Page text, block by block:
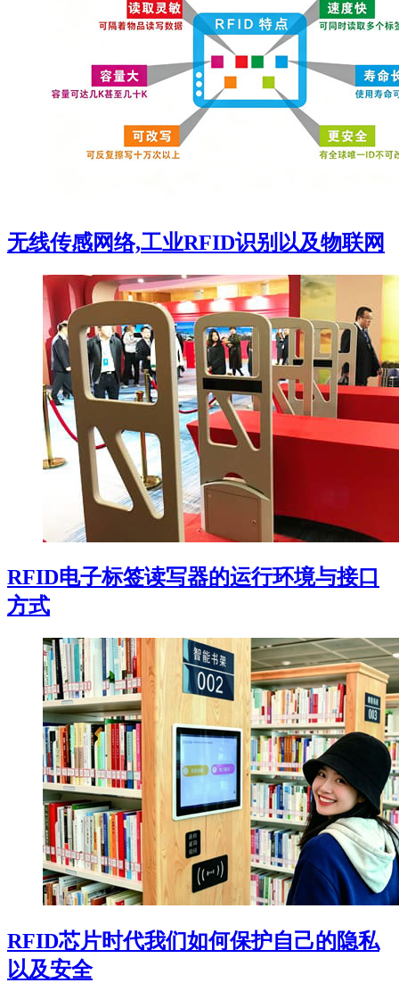
无线传感网络,工业RFID识别以及物联网
RFID电子标签读写器的运行环境与接口
方式
RFID芯片时代我们如何保护自己的隐私
以及安全